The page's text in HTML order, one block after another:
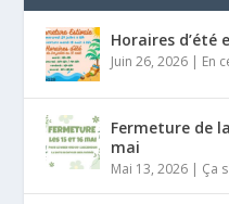
Horaires
Juin 26, 2026 En
Fermeture de
mai
Mai 13, 2026 Ça